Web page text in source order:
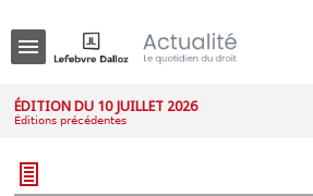
ÉDITION DU 10 JUILLET 2026
Éditions précédentes